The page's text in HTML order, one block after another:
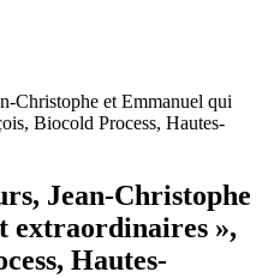
Christophe et Emmanuel qui
Biocold Process, Hautes-
Jean-Christophe
extraordinaires »,
Hautes-